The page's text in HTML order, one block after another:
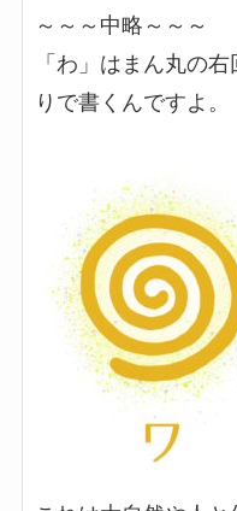
～～～中略～～～
「わ」はまん丸の
りで書くんですよ。